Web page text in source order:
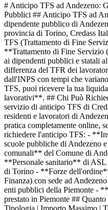
# Anticipo TFS ad Andezeno:
Pubblici ## Anticipo TFS ad
dipendente pubblico di
provincia di Torino, Credass
TFS (Trattamento di Fine
**Trattamento di Fine Servizio
ai dipendenti pubblici e statali
differenza del TFR dei
dall'INPS con tempi che
TFS, puoi ricevere la tua
lavorativi**. ## Chi Può
servizio di anticipo TFS di
residenti e lavoratori di
pratica completamente online,
richiedere l'anticipo TFS: -
scuole pubbliche di Andezeno
comunali** del Comune di
**Personale sanitario** di ASL
di Torino - **Forze
Finanza) con sede ad
enti pubblici della Piemonte -
prestato in Piemonte ##
Tipologia | Importo Massimo |